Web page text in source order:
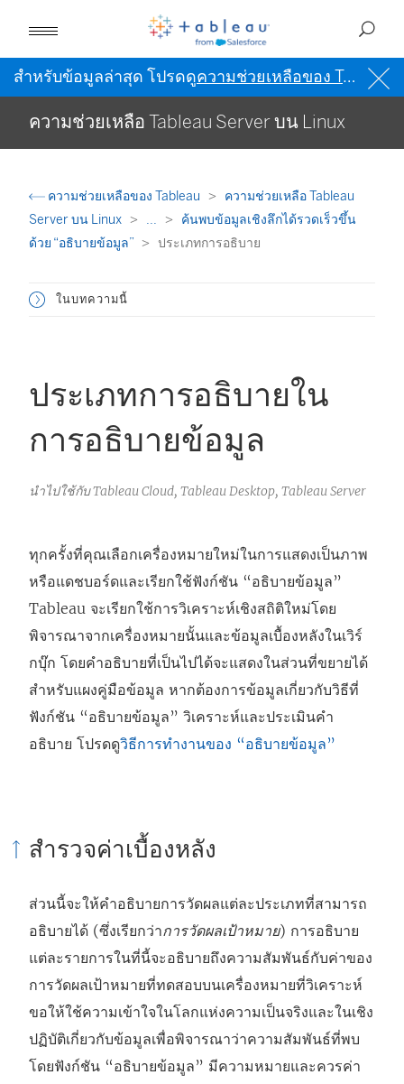
สำหรับข้อมูลล่าสุด โปรดดูความช่วยเหลือของ Tableau เป็นภาษาอังกฤษ (สหรัฐอเมริกา)
ความช่วยเหลือ Tableau Server บน Linux
ความช่วยเหลือของ Tableau
ความช่วยเหลือ Tableau
Server บน Linux
...
ค้นพบข้อมูลเชิงลึกได้รวดเร็วขึ้น
ด้วย “อธิบายข้อมูล”
ประเภทการอธิบาย
ในบทความนี้
ประเภทการอธิบายใน
การอธิบายข้อมูล
นำไปใช้กับ Tableau Cloud, Tableau Desktop, Tableau Server
ทุกครั้งที่คุณเลือกเครื่องหมายใหม่ในการแสดงเป็นภาพ
หรือแดชบอร์ดและเรียกใช้ฟังก์ชัน “อธิบายข้อมูล”
Tableau จะเรียกใช้การวิเคราะห์เชิงสถิติใหม่โดย
พิจารณาจากเครื่องหมายนั้นและข้อมูลเบื้องหลังในเวิร์
กบุ๊ก โดยคำอธิบายที่เป็นไปได้จะแสดงในส่วนที่ขยายได้
สำหรับแผงคู่มือข้อมูล หากต้องการข้อมูลเกี่ยวกับวิธีที่
ฟังก์ชัน “อธิบายข้อมูล” วิเคราะห์และประเมินคำ
อธิบาย โปรดดูวิธีการทำงานของ “อธิบายข้อมูล”
สำรวจค่าเบื้องหลัง
ส่วนนี้จะให้คำอธิบายการวัดผลแต่ละประเภทที่สามารถ
อธิบายได้ (ซึ่งเรียกว่าการวัดผลเป้าหมาย) การอธิบาย
แต่ละรายการในที่นี้จะอธิบายถึงความสัมพันธ์กับค่าของ
การวัดผลเป้าหมายที่ทดสอบบนเครื่องหมายที่วิเคราะห์
ขอให้ใช้ความเข้าใจในโลกแห่งความเป็นจริงและในเชิง
ปฏิบัติเกี่ยวกับข้อมูลเพื่อพิจารณาว่าความสัมพันธ์ที่พบ
โดยฟังก์ชัน “อธิบายข้อมูล” มีความหมายและควรค่า